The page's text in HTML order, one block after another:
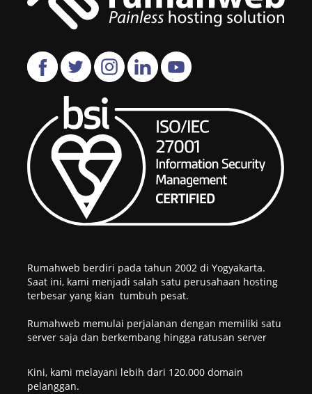
Rumahweb berdiri pada tahun 2002 di Yogyakarta.
Saat ini, kami menjadi salah satu perusahaan hosting
terbesar yang kian tumbuh pesat.
Rumahweb memulai perjalanan dengan memiliki satu
server saja dan berkembang hingga ratusan server
Kini, kami melayani lebih dari 120.000 domain
pelanggan.